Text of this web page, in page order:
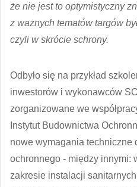
że nie jest to optymistyczny
z ważnych tematów targów
czyli w skrócie schrony.
Odbyło się na przykład
inwestorów i wykonawców
zorganizowane we
Instytut Budownictwa
nowe wymagania techniczne
ochronnego - między innymi:
zakresie instalacji